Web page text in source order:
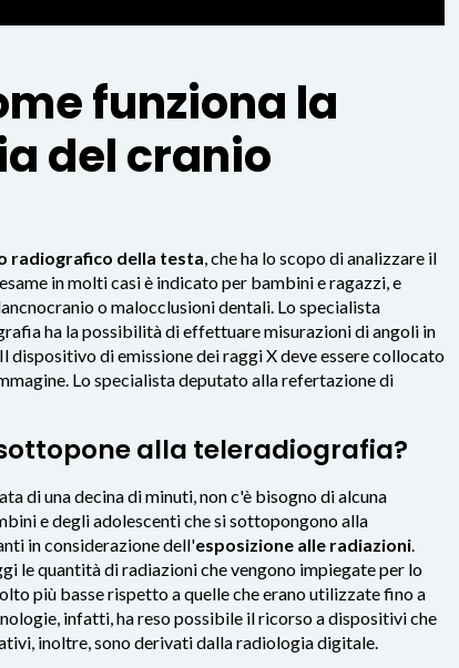
funziona la
del cranio
radiografico della testa , che ha lo scopo di analizzare il
in molti casi è indicato per bambini e ragazzi, e
o malocclusioni dentali. Lo specialista
ha la possibilità di effettuare misurazioni di angoli in
di emissione dei raggi X deve essere collocato
Lo specialista deputato alla refertazione di
alla teleradiografia?
di una decina di minuti, non c'è bisogno di alcuna
e degli adolescenti che si sottopongono alla
in considerazione dell'esposizione alle radiazioni
le quantità di radiazioni che vengono impiegate per lo
più basse rispetto a quelle che erano utilizzate fino a
infatti, ha reso possibile il ricorso a dispositivi che
inoltre, sono derivati dalla radiologia digitale.